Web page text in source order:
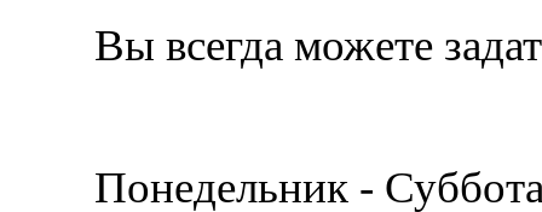
Вы всегда можете
Понедельник -